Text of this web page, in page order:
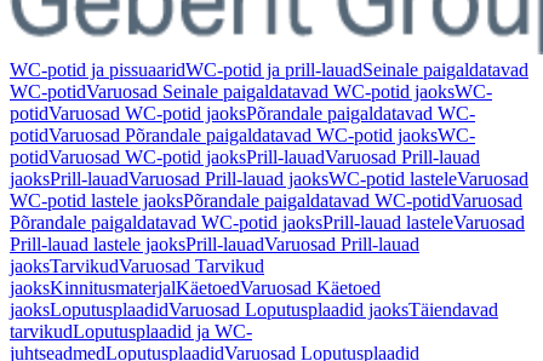
WC-potid ja pissuaaridWC-potid ja prill-lauadSeinale paigaldatavad
WC-potidVaruosad Seinale paigaldatavad WC-potid jaoksWC-
potidVaruosad WC-potid jaoksPõrandale paigaldatavad WC-
potidVaruosad Põrandale paigaldatavad WC-potid jaoksWC-
potidVaruosad WC-potid jaoksPrill-lauadVaruosad Prill-lauad
jaoksPrill-lauadVaruosad Prill-lauad jaoksWC-potid lasteleVaruosad
WC-potid lastele jaoksPõrandale paigaldatavad WC-potidVaruosad
Põrandale paigaldatavad WC-potid jaoksPrill-lauad lasteleVaruosad
Prill-lauad lastele jaoksPrill-lauadVaruosad Prill-lauad
jaoksTarvikudVaruosad Tarvikud
jaoksKinnitusmaterjalKäetoedVaruosad Käetoed
jaoksLoputusplaadidVaruosad Loputusplaadid jaoksTäiendavad
tarvikudLoputusplaadid ja WC-
juhtseadmedLoputusplaadidVaruosad Loputusplaadid